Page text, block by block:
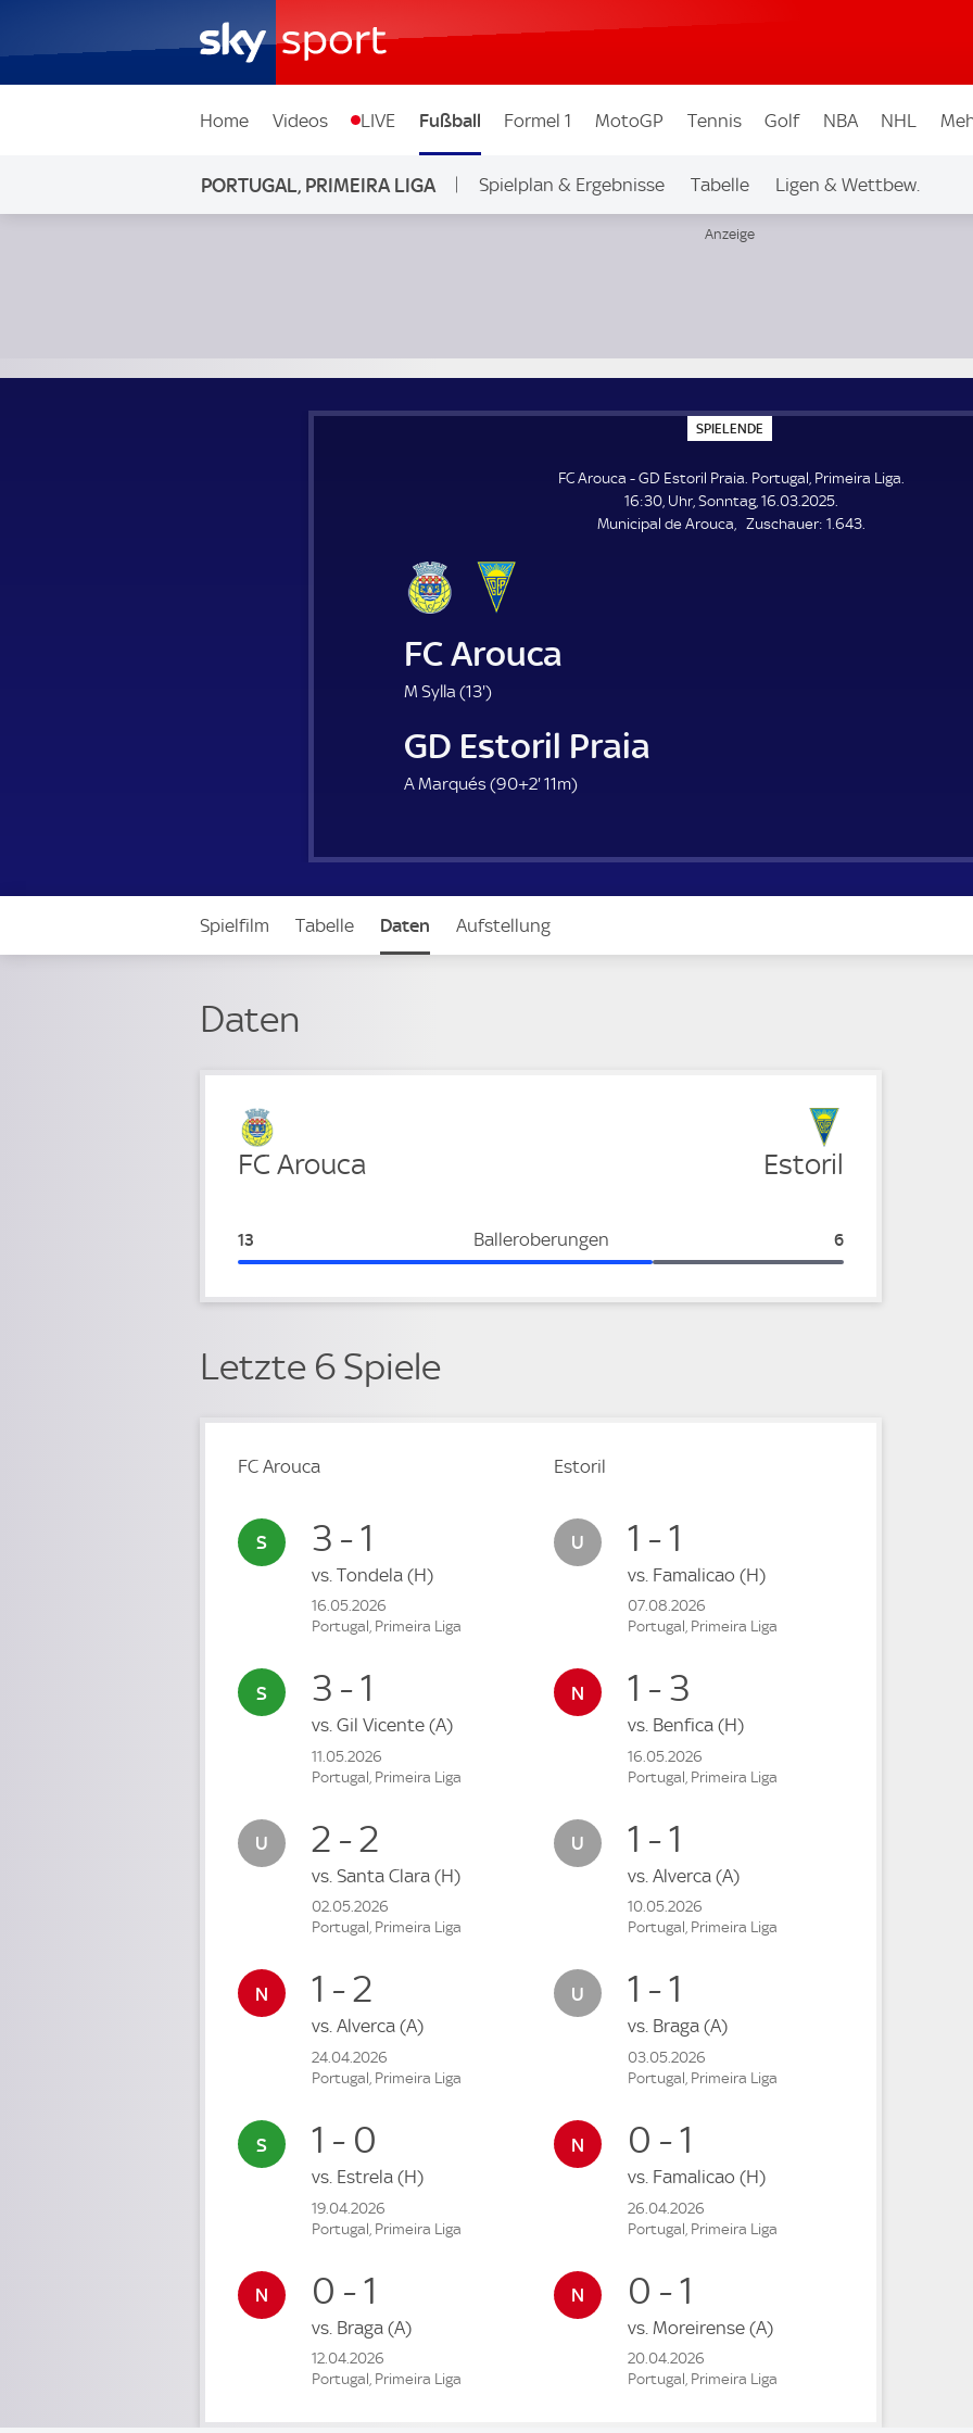
Home Videos LIVE Fußball Formel 1 MotoGP Tennis Golf NBA NHL
PORTUGAL, PRIMEIRA LIGA Spielplan & Ergebnisse Tabelle Ligen & Wettbew.
SPIELENDE
P
E
L
E
N
FC Arouca - GD Estoril Praia. Portugal, Primeira Liga.
16:30, Uhr, Sonntag, 16.03.2025.
Municipal de Arouca
Zuschauer: Z1.643.
FC Arouca
M Sylla (13'1
.
m
i
t
)
GD Estoril Praia
A Marqués (90+2'9
m
n
u
11m)
Spielfilm Tabelle Daten Aufstellung
Daten
Verteidigung
FC Arouca Estoril
Balleroberungen
FC Arouca:
13 Estoril:
6
Letzte 6 Spiele
FC Arouca
3 - 1
vs. Tondela (H)
16.05.2026
Portugal, Primeira Liga
3 - 1
vs. Gil Vicente (A)
11.05.2026
Portugal, Primeira Liga
2 - 2
vs. Santa Clara (H)
02.05.2026
Portugal, Primeira Liga
1 - 2
vs. Alverca (A)
24.04.2026
Portugal, Primeira Liga
1 - 0
vs. Estrela (H)
19.04.2026
Portugal, Primeira Liga
0 - 1
vs. Braga (A)
12.04.2026
Portugal, Primeira Liga
Estoril
1 - 1
vs. Famalicao (H)
07.08.2026
Portugal, Primeira Liga
1 - 3
vs. Benfica (H)
16.05.2026
Portugal, Primeira Liga
1 - 1
vs. Alverca (A)
10.05.2026
Portugal, Primeira Liga
1 - 1
vs. Braga (A)
03.05.2026
Portugal, Primeira Liga
0 - 1
vs. Famalicao (H)
26.04.2026
Portugal, Primeira Liga
0 - 1
vs. Moreirense (A)
20.04.2026
Portugal, Primeira Liga